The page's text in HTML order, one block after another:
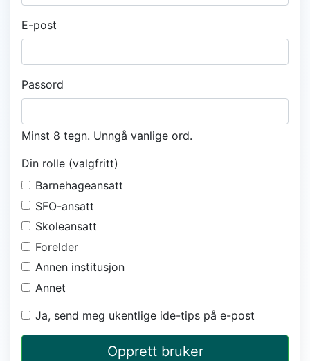
E-post
Passord
Minst 8 tegn. Unngå vanlige ord.
Din rolle (valgfritt)
Barnehageansatt
SFO-ansatt
Skoleansatt
Forelder
Annen institusjon
Annet
Ja, send meg ukentlige ide-tips på e-post
Opprett bruker